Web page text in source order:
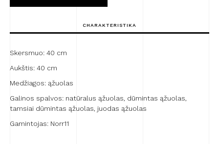
Fin
Oak
Skersmuo: 40 cm
Aukštis: 40 cm
Medžiagos: ąžuolas
Galinos spalvos: natūralus ąžuolas, dūmintas ąžuolas,
tamsiai dūmintas ąžuolas, juodas ąžuolas
Gamintojas: Norr11